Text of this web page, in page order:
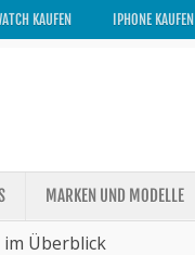
KAUFEN IPHONE KAUFEN
MARKEN UND MODELLE
Überblick